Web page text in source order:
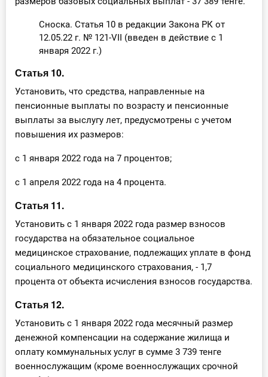
Сноска. Статья 10 в редакции Закона РК от
12.05.22 г. № 121-VII (введен в действие с 1
января 2022 г.)
Статья 10.
Установить, что средства, направленные на
пенсионные выплаты по возрасту и пенсионные
выплаты за выслугу лет, предусмотрены с учетом
повышения их размеров:
с 1 января 2022 года на 7 процентов;
с 1 апреля 2022 года на 4 процента.
Статья 11.
Установить с 1 января 2022 года размер взносов
государства на обязательное социальное
медицинское страхование, подлежащих уплате в фонд
социального медицинского страхования, - 1,7
процента от объекта исчисления взносов государства.
Статья 12.
Установить с 1 января 2022 года месячный размер
денежной компенсации на содержание жилища и
оплату коммунальных услуг в сумме 3 739 тенге
военнослужащим (кроме военнослужащих срочной